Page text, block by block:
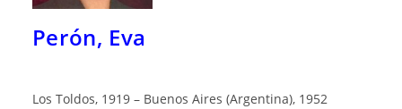
Perón, Eva
Los Toldos, 1919 – Buenos Aires (Argentina), 1952